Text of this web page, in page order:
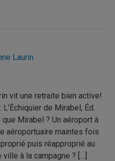
Laurin
vit une retraite bien active!
de Mirabel, Éd.
que Mirabel ? Un aéroport à
aéroportuaire maintes fois
puis réapproprié au
ville à la campagne ? […]